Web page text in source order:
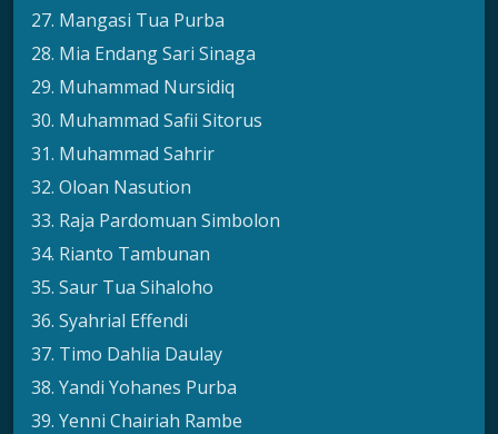
27. Mangasi Tua Purba
28. Mia Endang Sari Sinaga
29. Muhammad Nursidiq
30. Muhammad Safii Sitorus
31. Muhammad Sahrir
32. Oloan Nasution
33. Raja Pardomuan Simbolon
34. Rianto Tambunan
35. Saur Tua Sihaloho
36. Syahrial Effendi
37. Timo Dahlia Daulay
38. Yandi Yohanes Purba
39. Yenni Chairiah Rambe